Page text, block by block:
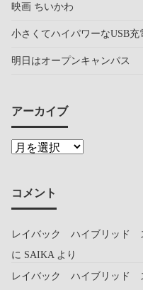
映画 ちいかわ
小さくてハイパワーなUSB充
明日はオープンキャンパス
アーカイブ
コメント
レイバック ハイブリッド
に SAIKAより
レイバック ハイブリッド